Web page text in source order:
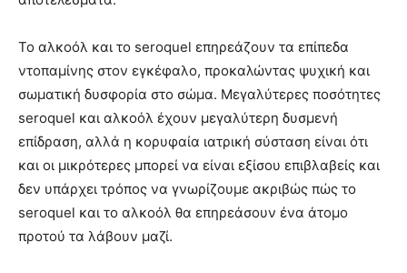
Το αλκοόλ και το seroquel επηρεάζουν τα επίπεδα
ντοπαμίνης στον εγκέφαλο, προκαλώντας ψυχική και
σωματική δυσφορία στο σώμα. Μεγαλύτερες ποσότητες
seroquel και αλκοόλ έχουν μεγαλύτερη δυσμενή
επίδραση, αλλά η κορυφαία ιατρική σύσταση είναι ότι
και οι μικρότερες μπορεί να είναι εξίσου επιβλαβείς και
δεν υπάρχει τρόπος να γνωρίζουμε ακριβώς πώς το
seroquel και το αλκοόλ θα επηρεάσουν ένα άτομο
προτού τα λάβουν μαζί.